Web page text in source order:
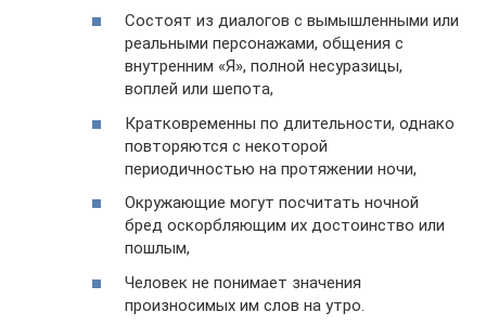
Состоят из диалогов с вымышленными или
реальными персонажами, общения с
внутренним «Я», полной несуразицы,
воплей или шепота,
Кратковременны по длительности, однако
повторяются с некоторой
периодичностью на протяжении ночи,
Окружающие могут посчитать ночной
бред оскорбляющим их достоинство или
пошлым,
Человек не понимает значения
произносимых им слов на утро.